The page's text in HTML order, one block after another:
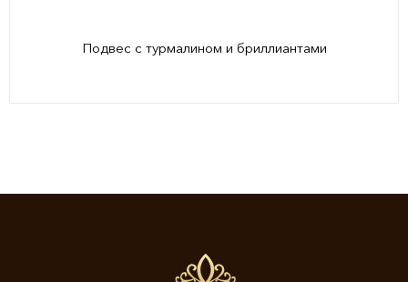
Подвес с турмалином и бриллиантами